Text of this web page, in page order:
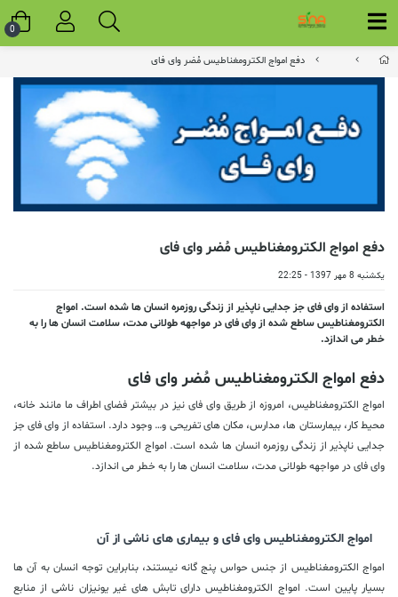
دفع امواج الکترومغناطیس مُضر وای فای
دفع امواج الکترومغناطیس مُضر وای فای
یکشنبه 8 مهر 1397 - 22:25
استفاده از وای فای جز جدایی ناپذیر از زندگی روزمره انسان ها شده است. امواج
الکترومغناطیس ساطع شده از وای فای در مواجهه طولانی مدت، سلامت انسان ها را به
خطر می اندازد.
دفع امواج الکترومغناطیس مُضر وای فای
امواج الکترومغناطیس، امروزه از طریق وای فای نیز در بیشتر فضای اطراف ما مانند خانه،
محیط کار، بیمارستان ها، مدارس، مکان های تفریحی و… وجود دارد. استفاده از وای فای جز
جدایی ناپذیر از زندگی روزمره انسان ها شده است. امواج الکترومغناطیس ساطع شده از
وای فای در مواجهه طولانی مدت، سلامت انسان ها را به خطر می اندازد.
امواج الکترومغناطیس وای فای و بیماری های ناشی از آن
امواج الکترومغناطیس از جنس حواس پنج گانه نیستند، بنابراین توجه انسان به آن ها
بسیار پایین است. امواج الکترومغناطیس دارای تابش های غیر یونیزان ناشی از منابع
0